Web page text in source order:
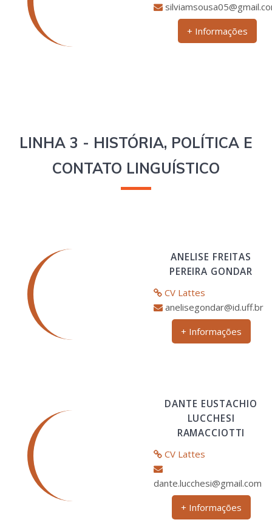
+ Informações
LINHA 3 - HISTÓRIA, POLÍTICA E
CONTATO LINGUÍSTICO
ANELISE FREITAS
PEREIRA GONDAR
CV Lattes
anelisegondar@id.uff.br
+ Informações
DANTE EUSTACHIO
LUCCHESI
RAMACCIOTTI
CV Lattes
dante.lucchesi@gmail.com
+ Informações